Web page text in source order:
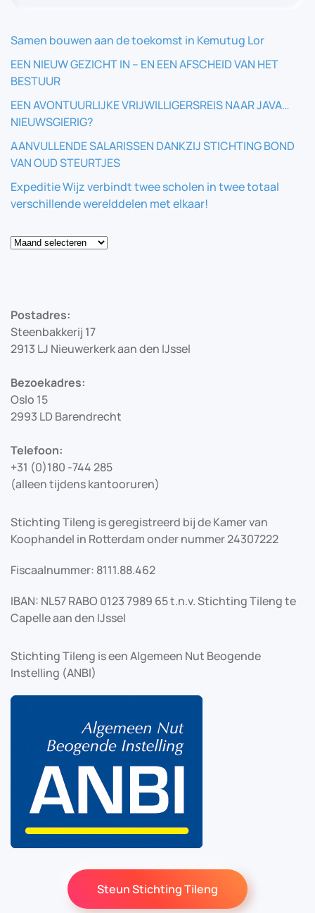
Samen bouwen aan de toekomst in Kemutug Lor
EEN NIEUW GEZICHT IN – EN EEN AFSCHEID VAN HET
BESTUUR
EEN AVONTUURLIJKE VRIJWILLIGERSREIS NAAR JAVA…
NIEUWSGIERIG?
AANVULLENDE SALARISSEN DANKZIJ STICHTING BOND
VAN OUD STEURTJES
Expeditie Wijz verbindt twee scholen in twee totaal
verschillende werelddelen met elkaar!
Blog
Postadres:
Steenbakkerij 17
2913 LJ Nieuwerkerk aan den IJssel
Bezoekadres:
Oslo 15
2993 LD Barendrecht
Telefoon:
+31 (0)180 -744 285
(alleen tijdens kantooruren)
Stichting Tileng is geregistreerd bij de Kamer van
Koophandel in Rotterdam onder nummer 24307222
Fiscaalnummer: 8111.88.462
IBAN: NL57 RABO 0123 7989 65 t.n.v. Stichting Tileng te
Capelle aan den IJssel
Stichting Tileng is een Algemeen Nut Beogende
Instelling (ANBI)
Steun Stichting Tileng